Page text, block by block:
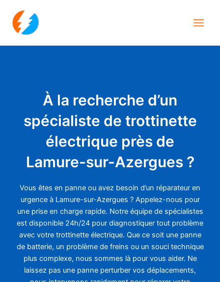
contenu
À la recherche d’un
spécialiste de trottinette
électrique près de
Lamure-sur-Azergues ?
Vous êtes en panne ou avez besoin d’un réparateur en
urgence à Lamure-sur-Azergues ? Appelez-nous pour
une prise en charge rapide. Notre équipe de spécialistes
est disponible 24h/24 pour diagnostiquer tout problème
avec votre trottinette électrique. Que ce soit une panne
de batterie, un problème de freins ou un souci technique
plus complexe, nous sommes là pour vous aider. Ne
laissez pas une panne perturber vos déplacements,